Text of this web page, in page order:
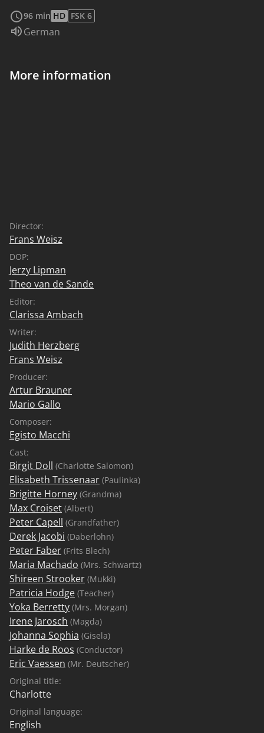
Charlotte zu malen, mehr als 1000 Guachen
entstanden. "Leben? Oder Theater?" nannte sie diese
verschleppt und ermordet.
96 min HD FSK 6
Audio language:
German
More information
Director:
Frans Weisz
DOP:
Jerzy Lipman
Theo van de Sande
Editor:
Clarissa Ambach
Writer:
Judith Herzberg
Frans Weisz
Producer:
Artur Brauner
Mario Gallo
Composer:
Egisto Macchi
Cast:
Birgit Doll (Charlotte Salomon)
Elisabeth Trissenaar (Paulinka)
Brigitte Horney (Grandma)
Max Croiset (Albert)
Peter Capell (Grandfather)
Derek Jacobi (Daberlohn)
Peter Faber (Frits Blech)
Maria Machado (Mrs. Schwartz)
Shireen Strooker (Mukki)
Patricia Hodge (Teacher)
Yoka Berretty (Mrs. Morgan)
Irene Jarosch (Magda)
Johanna Sophia (Gisela)
Harke de Roos (Conductor)
Eric Vaessen (Mr. Deutscher)
Original title:
Charlotte
Original language:
English